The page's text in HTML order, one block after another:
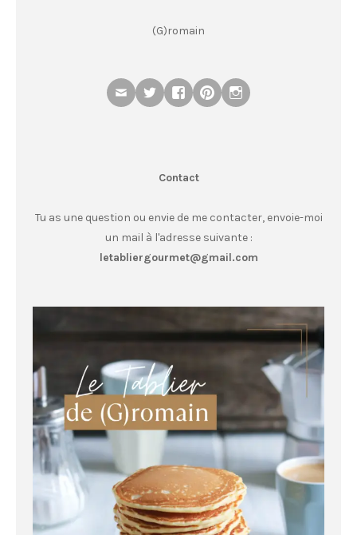
(G)romain
Contact
Tu as une question ou envie de me contacter, envoie-moi
un mail à l'adresse suivante :
letabliergourmet@gmail.com